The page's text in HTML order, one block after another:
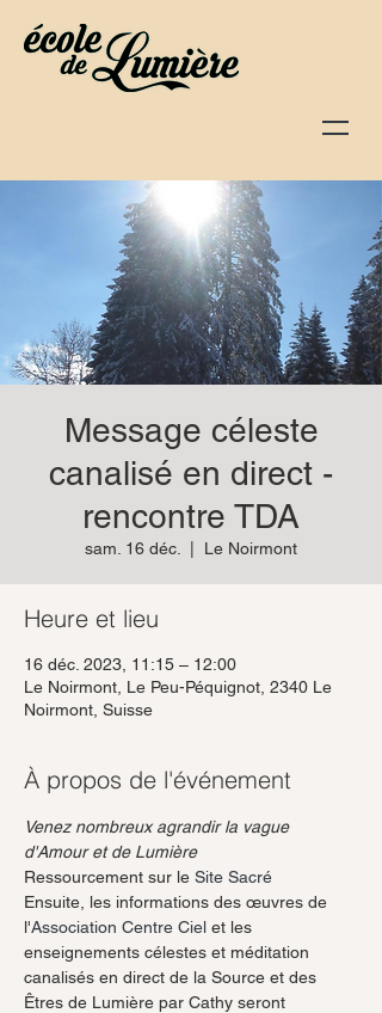
Message céleste
canalisé en direct -
rencontre TDA
sam. 16 déc. Le Noirmont
Heure et lieu
16 déc. 2023, 11:15 – 12:00
Le Noirmont, Le Peu-Péquignot, 2340 Le
Noirmont, Suisse
À propos de l'événement
Venez nombreux agrandir la vague
d'Amour et de Lumière
Ressourcement sur le Site Sacré
Ensuite, les informations des œuvres de
l'Association Centre Ciel et les
enseignements célestes et méditation
canalisés en direct de la Source et des
Êtres de Lumière par Cathy seront